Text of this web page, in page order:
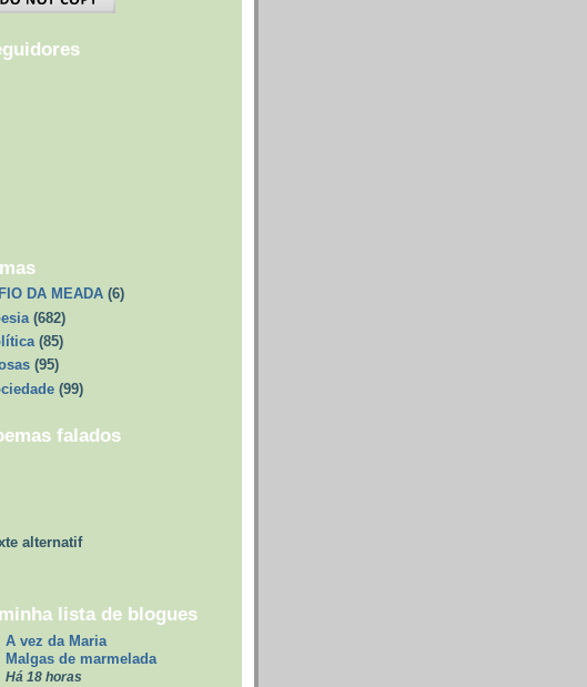
DA MEADA (6)
(682)
(85)
(95)
(99)
falados
alternatif
lista de blogues
A vez da Maria
Malgas de marmelada
Há 18 horas